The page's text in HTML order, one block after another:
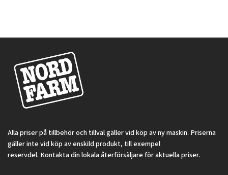
Alla priser på tillbehör och tillval gäller vid köp av ny maskin. Priserna
gäller inte vid köp av enskild produkt, till exempel
reservdel. Kontakta din lokala återförsäljare för aktuella priser.